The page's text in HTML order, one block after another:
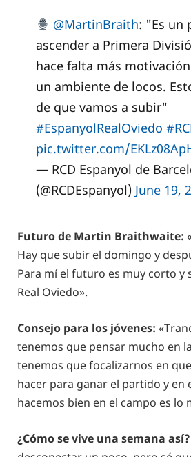
@MartinBraith: "Es un
ascender a Primera
hace falta más
un ambiente de locos.
de que vamos a subir"
#EspanyolRealOviedo
pic.twitter.com/
— RCD Espanyol de
(@RCDEspanyol) June 19,
Futuro de Martin Braithwaite:
Hay que subir el domingo y
Para mí el futuro es muy corto y
Real Oviedo».
Consejo para los jóvenes:
tenemos que pensar mucho en
tenemos que focalizarnos en
hacer para ganar el partido y en
hacemos bien en el campo es lo
¿Cómo se vive una semana